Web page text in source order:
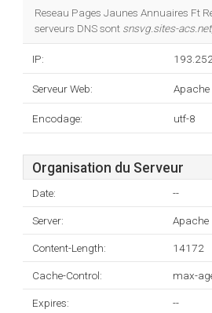
Reseau Pages Jaunes Annuaires Ft
serveurs DNS sont snsvg.sites-acs.net
IP:
Serveur Web: Apache
Encodage: utf-8
Organisation du Serveur
Date: --
Server: Apache
Content-Length: 14172
Cache-Control: max-
Expires: --